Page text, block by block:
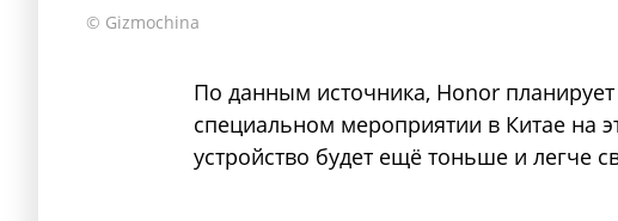
© Gizmochina
По данным источника, Honor
специальном мероприятии в Китае на
устройство будет ещё тоньше и легче